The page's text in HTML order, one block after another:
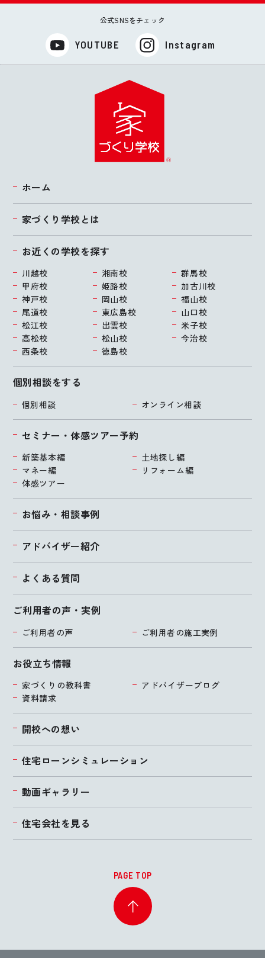
公式SNSをチェック
YOUTUBE Instagram
ホーム
家づくり学校とは
お悩み・相談事例
アドバイザー紹介
よくある質問
ご利用者の声・実例
ご利用者の声 ご利用者の施工実例
個別相談をする
個別相談 オンライン相談
セミナー・体感ツアー予約
新築基本編
土地探し編
マネー編
リフォーム編
体感ツアー
お近くの学校を探す
川越校 湘南校
群馬校
甲府校
姫路校
加古川校
神戸校
岡山校
福山校
尾道校
東広島校
山口校
松江校
出雲校
米子校
高松校
松山校
今治校
西条校
徳島校
お役立ち情報
家づくりの教科書
アドバイザーブログ
資料請求
開校への想い
住宅ローンシミュレーション
動画ギャラリー
住宅会社を見る
PAGE TOP